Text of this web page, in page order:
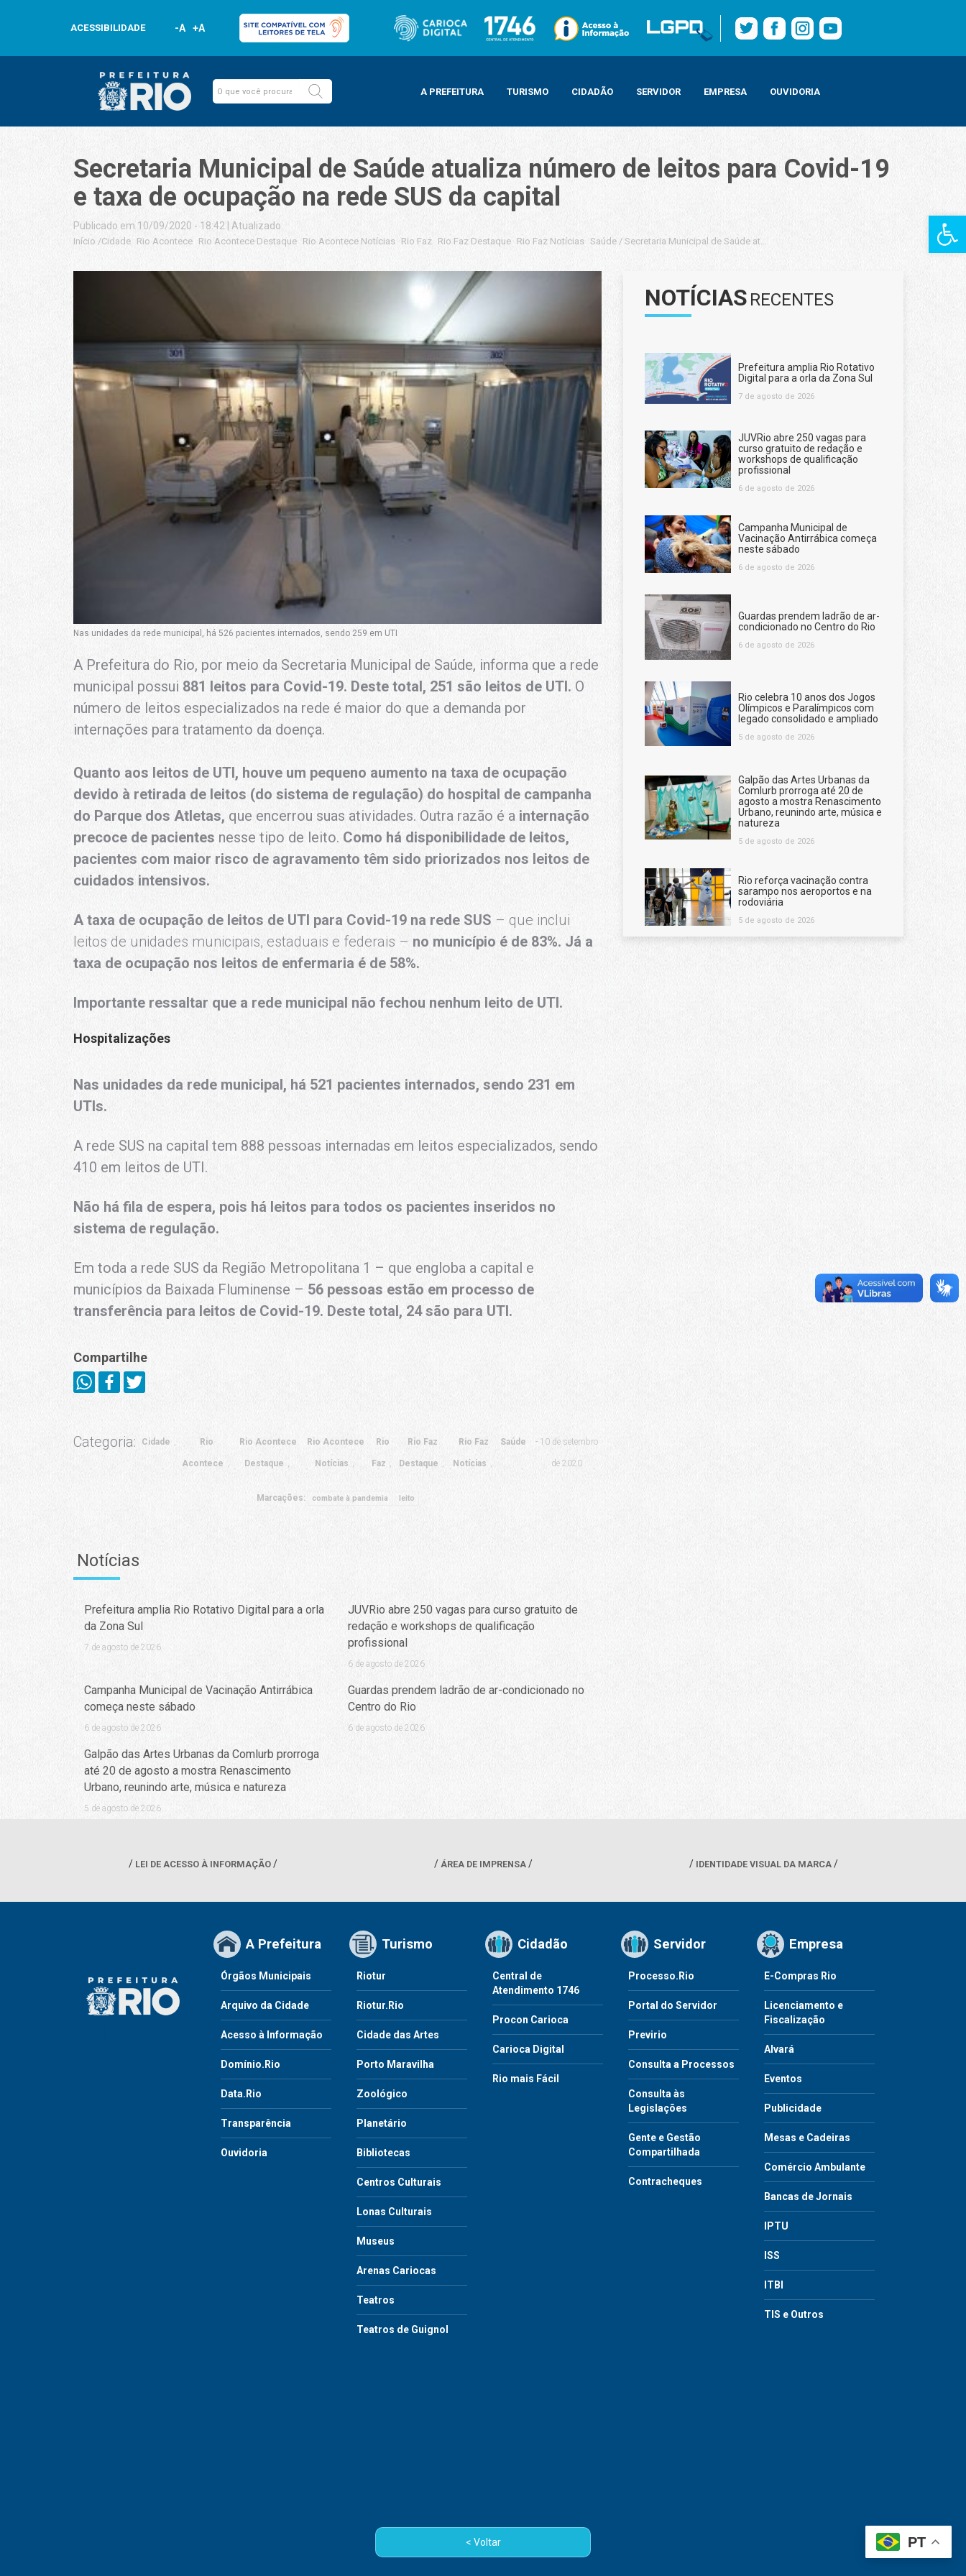
Barra de
ACESSIBILIDADE -A +A
A PREFEITURA TURISMO CIDADÃO SERVIDOR EMPRESA OUVIDORIA
Secretaria Municipal de Saúde atualiza número de leitos para Covid-19
e taxa de ocupação na rede SUS da capital
Publicado em 10/09/2020 - 18:42 Atualizado
Início /Cidade Rio Acontece Rio Acontece Destaque Rio Acontece Notícias Rio Faz Rio Faz Destaque Rio Faz Notícias Saúde / Secretaria Municipal de Saúde atualiza número de leitos para Covid-19 e taxa de
Nas unidades da rede municipal, há 526 pacientes internados, sendo 259 em UTI
A Prefeitura do Rio, por meio da Secretaria Municipal de Saúde, informa que a rede
municipal possui 881 leitos para Covid-19. Deste total, 251 são leitos de UTI. O
número de leitos especializados na rede é maior do que a demanda por
internações para tratamento da doença.
Quanto aos leitos de UTI, houve um pequeno aumento na taxa de ocupação
devido à retirada de leitos (do sistema de regulação) do hospital de campanha
do Parque dos Atletas, que encerrou suas atividades. Outra razão é a internação
precoce de pacientes nesse tipo de leito. Como há disponibilidade de leitos,
pacientes com maior risco de agravamento têm sido priorizados nos leitos de
cuidados intensivos.
A taxa de ocupação de leitos de UTI para Covid-19 na rede SUS – que inclui
leitos de unidades municipais, estaduais e federais – no município é de 83%. Já a
taxa de ocupação nos leitos de enfermaria é de 58%.
Importante ressaltar que a rede municipal não fechou nenhum leito de UTI.
Hospitalizações
Nas unidades da rede municipal, há 521 pacientes internados, sendo 231 em
UTIs.
A rede SUS na capital tem 888 pessoas internadas em leitos especializados, sendo
410 em leitos de UTI.
Não há fila de espera, pois há leitos para todos os pacientes inseridos no
sistema de regulação.
Em toda a rede SUS da Região Metropolitana 1 – que engloba a capital e
municípios da Baixada Fluminense – 56 pessoas estão em processo de
transferência para leitos de Covid-19. Deste total, 24 são para UTI.
Compartilhe
Categoria: Cidade Rio
Acontece
Rio Acontece
Destaque
Rio Acontece
Notícias
Rio
Faz
Rio Faz
Destaque
Rio Faz
Notícias
Saúde 10 de setembro
de 2020
Marcações: combate à pandemia leito
Notícias
Prefeitura amplia Rio Rotativo Digital para a orla
da Zona Sul
7 de agosto de 2026
JUVRio abre 250 vagas para curso gratuito de
redação e workshops de qualificação
profissional
6 de agosto de 2026
Campanha Municipal de Vacinação Antirrábica
começa neste sábado
6 de agosto de 2026
Guardas prendem ladrão de ar-condicionado no
Centro do Rio
6 de agosto de 2026
Galpão das Artes Urbanas da Comlurb prorroga
até 20 de agosto a mostra Renascimento
Urbano, reunindo arte, música e natureza
5 de agosto de 2026
< Voltar
NOTÍCIAS RECENTES
Prefeitura amplia Rio Rotativo
Digital para a orla da Zona Sul
7 de agosto de 2026
JUVRio abre 250 vagas para
curso gratuito de redação e
workshops de qualificação
profissional
6 de agosto de 2026
Campanha Municipal de
Vacinação Antirrábica começa
neste sábado
6 de agosto de 2026
Guardas prendem ladrão de ar-
condicionado no Centro do Rio
6 de agosto de 2026
Rio celebra 10 anos dos Jogos
Olímpicos e Paralímpicos com
legado consolidado e ampliado
5 de agosto de 2026
Galpão das Artes Urbanas da
Comlurb prorroga até 20 de
agosto a mostra Renascimento
Urbano, reunindo arte, música e
natureza
5 de agosto de 2026
Rio reforça vacinação contra
sarampo nos aeroportos e na
rodoviária
5 de agosto de 2026
LEI DE ACESSO À INFORMAÇÃO ÁREA DE IMPRENSA IDENTIDADE VISUAL DA MARCA
A Prefeitura
Órgãos Municipais
Arquivo da Cidade
Acesso à Informação
Domínio.Rio
Data.Rio
Transparência
Ouvidoria
Turismo
Riotur
Riotur.Rio
Cidade das Artes
Porto Maravilha
Zoológico
Planetário
Bibliotecas
Centros Culturais
Lonas Culturais
Museus
Arenas Cariocas
Teatros
Teatros de Guignol
Cidadão
Central de
Atendimento 1746
Procon Carioca
Carioca Digital
Rio mais Fácil
Servidor
Processo.Rio
Portal do Servidor
Previrio
Consulta a Processos
Consulta às
Legislações
Gente e Gestão
Compartilhada
Contracheques
Empresa
E-Compras Rio
Licenciamento e
Fiscalização
Alvará
Eventos
Publicidade
Mesas e Cadeiras
Comércio Ambulante
Bancas de Jornais
IPTU
ISS
ITBI
TIS e Outros
PT